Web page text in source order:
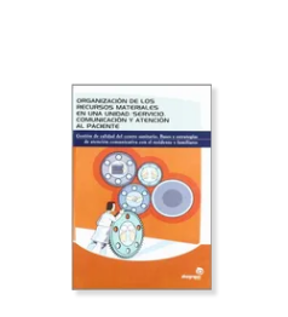
dcto. $ 30.52